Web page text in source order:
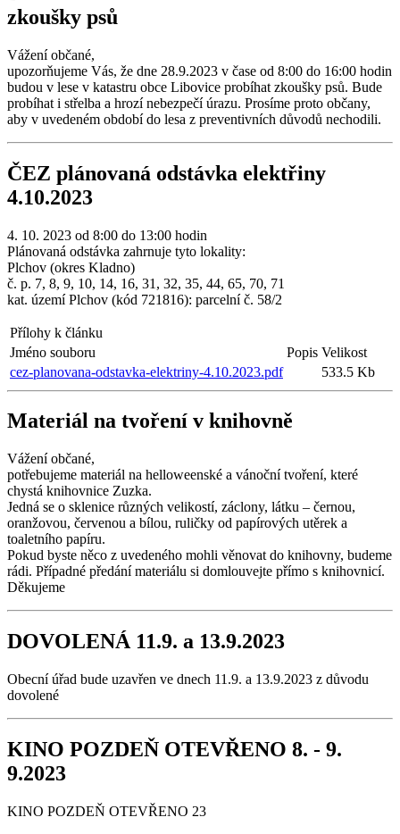
zkoušky psů
Vážení občané,
upozorňujeme Vás, že dne 28.9.2023 v čase od 8:00 do 16:00 hodin
budou v lese v katastru obce Libovice probíhat zkoušky psů. Bude
probíhat i střelba a hrozí nebezpečí úrazu. Prosíme proto občany,
aby v uvedeném období do lesa z preventivních důvodů nechodili.
ČEZ plánovaná odstávka elektřiny
4.10.2023
4. 10. 2023 od 8:00 do 13:00 hodin
Plánovaná odstávka zahrnuje tyto lokality:
Plchov (okres Kladno)
č. p. 7, 8, 9, 10, 14, 16, 31, 32, 35, 44, 65, 70, 71
kat. území Plchov (kód 721816): parcelní č. 58/2
Přílohy k článku
Jméno souboru
Popis Velikost
cez-planovana-odstavka-elektriny-4.10.2023.pdf
533.5 Kb
Materiál na tvoření v knihovně
Vážení občané,
potřebujeme materiál na helloweenské a vánoční tvoření, které
chystá knihovnice Zuzka.
Jedná se o sklenice různých velikostí, záclony, látku – černou,
oranžovou, červenou a bílou, ruličky od papírových utěrek a
toaletního papíru.
Pokud byste něco z uvedeného mohli věnovat do knihovny, budeme
rádi. Případné předání materiálu si domlouvejte přímo s knihovnicí.
Děkujeme
DOVOLENÁ 11.9. a 13.9.2023
Obecní úřad bude uzavřen ve dnech 11.9. a 13.9.2023 z důvodu
dovolené
KINO POZDEŇ OTEVŘENO 8. - 9.
9.2023
KINO POZDEŇ OTEVŘENO 23